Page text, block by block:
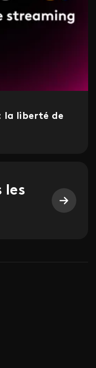
la liberté de
les